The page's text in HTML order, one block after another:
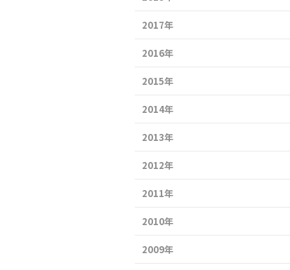
2017年
2016年
2015年
2014年
2013年
2012年
2011年
2010年
2009年